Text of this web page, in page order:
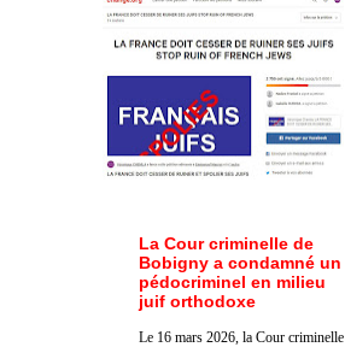
La Cour criminelle de
Bobigny a condamné un
pédocriminel en milieu
juif orthodoxe
Le 16 mars 2026, la Cour criminelle